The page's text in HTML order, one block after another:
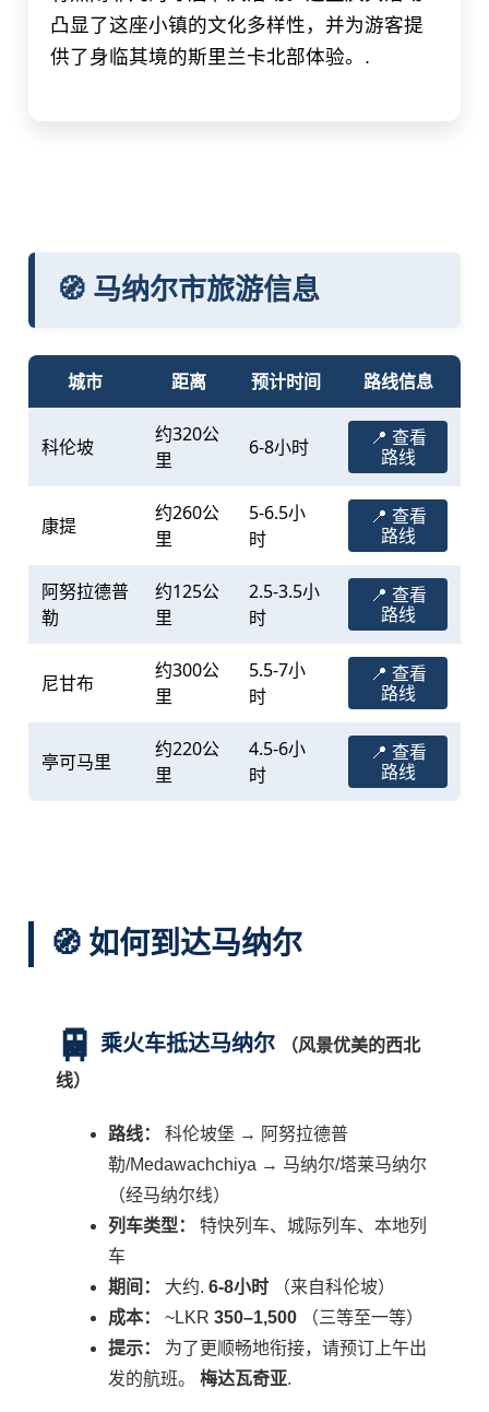
凸显了这座小镇的文化多样性，并为游客提
供了身临其境的斯里兰卡北部体验。.
🧭 马纳尔市旅游信息
城市 距离 预计时间 路线信息
科伦坡
约320公
里
6-8小时
📍 查看
路线
康提
约260公
里
5-6.5小
时
📍 查看
路线
阿努拉德普
勒
约125公
里
2.5-3.5小
时
📍 查看
路线
尼甘布
约300公
里
5.5-7小
时
📍 查看
路线
亭可马里
约220公
里
4.5-6小
时
📍 查看
路线
🧭 如何到达马纳尔
🚆 乘火车抵达马纳尔
（风景优美的西北
线）
路线：
科伦坡堡 → 阿努拉德普
勒/Medawachchiya → 马纳尔/塔莱马纳尔
（经马纳尔线）
列车类型：
特快列车、城际列车、本地列
车
期间：
大约. 6-8小时 （来自科伦坡）
成本：
~LKR 350–1,500 （三等至一等）
提示：
为了更顺畅地衔接，请预订上午出
发的航班。 梅达瓦奇亚.